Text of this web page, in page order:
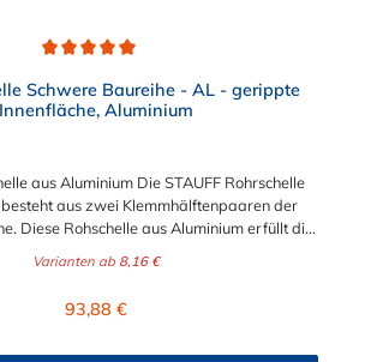
Schwere Baureihe - AL - gerippte
Innenfläche, Aluminium
aus Aluminium Die STAUFF Rohrschelle
aus zwei Klemmhälftenpaaren der
Diese Rohschelle aus Aluminium erfüllt die
Rohren, Schläuchen, Kabeln und anderen
6 mm und 324 mm gewählt werden.
Varianten ab 8,16 €
Regulärer Preis:
93,88 €